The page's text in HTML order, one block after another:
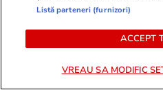
PARTENERI
Listă parteneri (furnizori)
ACCEPT
VREAU SA MODIFIC